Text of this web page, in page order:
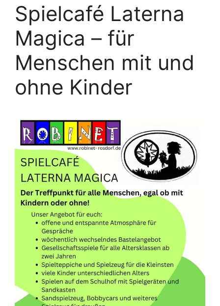
Spielcafé Laterna
Magica – für
Menschen mit und
ohne Kinder